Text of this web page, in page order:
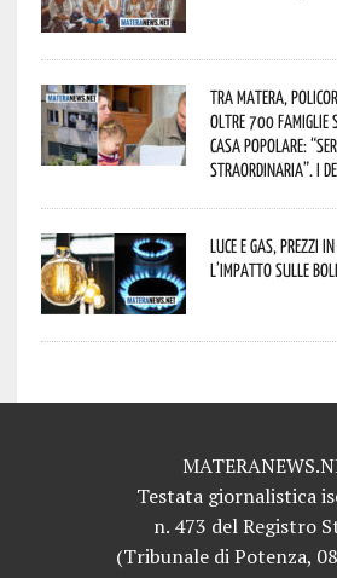
Tra Matera,
oltre 700 famiglie
casa popolare:
straordinaria”. I
Luce e gas, prezzi
l’impatto sulle
Testata giornalistica
n. 473 del Registro
(Tribunale di Potenza,